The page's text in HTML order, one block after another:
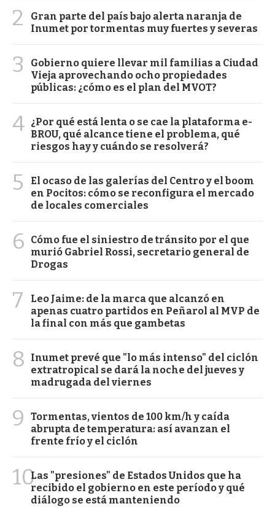
2
Gran parte del país bajo alerta naranja de
Inumet por tormentas muy fuertes y severas
3
Gobierno quiere llevar mil familias a Ciudad
Vieja aprovechando ocho propiedades
públicas: ¿cómo es el plan del MVOT?
4 ¿Por qué está lenta o se cae la plataforma e-
BROU, qué alcance tiene el problema, qué
riesgos hay y cuándo se resolverá?
5
El ocaso de las galerías del Centro y el boom
en Pocitos: cómo se reconfigura el mercado
de locales comerciales
6
Cómo fue el siniestro de tránsito por el que
murió Gabriel Rossi, secretario general de
Drogas
7
Leo Jaime: de la marca que alcanzó en
apenas cuatro partidos en Peñarol al MVP de
la final con más que gambetas
8
Inumet prevé que "lo más intenso" del ciclón
extratropical se dará la noche del jueves y
madrugada del viernes
9
Tormentas, vientos de 100 km/h y caída
abrupta de temperatura: así avanzan el
frente frío y el ciclón
10Las "presiones" de Estados Unidos que ha
recibido el gobierno en este período y qué
diálogo se está manteniendo